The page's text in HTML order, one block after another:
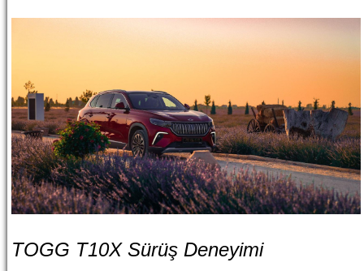
TOGG T10X Sürüş Deneyimi